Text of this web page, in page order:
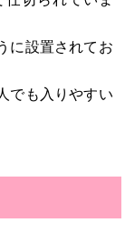
に設置されてお
でも入りやすい